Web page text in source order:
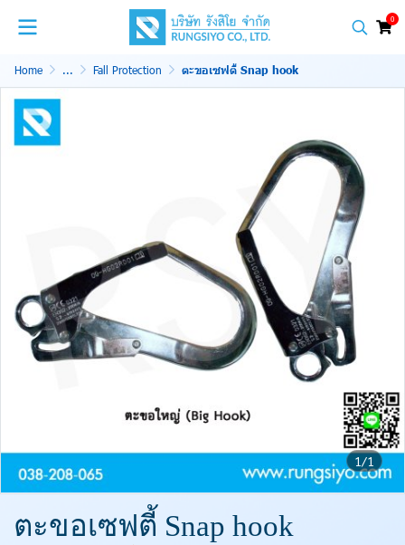
0
Home ... Fall Protection ตะขอเซฟตี้ Snap hook
1/1
ตะขอเซฟตี้ Snap hook